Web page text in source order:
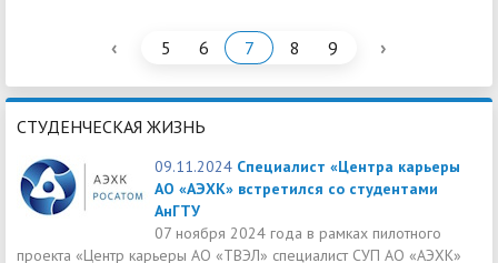
‹ 5 6 7 8 9 ›
СТУДЕНЧЕСКАЯ ЖИЗНЬ
09.11.2024 Специалист «Центра карьеры
АО «АЭХК» встретился со студентами
АнГТУ
07 ноября 2024 года в рамках пилотного
проекта «Центр карьеры АО «ТВЭЛ» специалист СУП АО «АЭХК»